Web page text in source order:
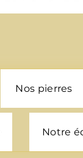
Nos pierres
Notre